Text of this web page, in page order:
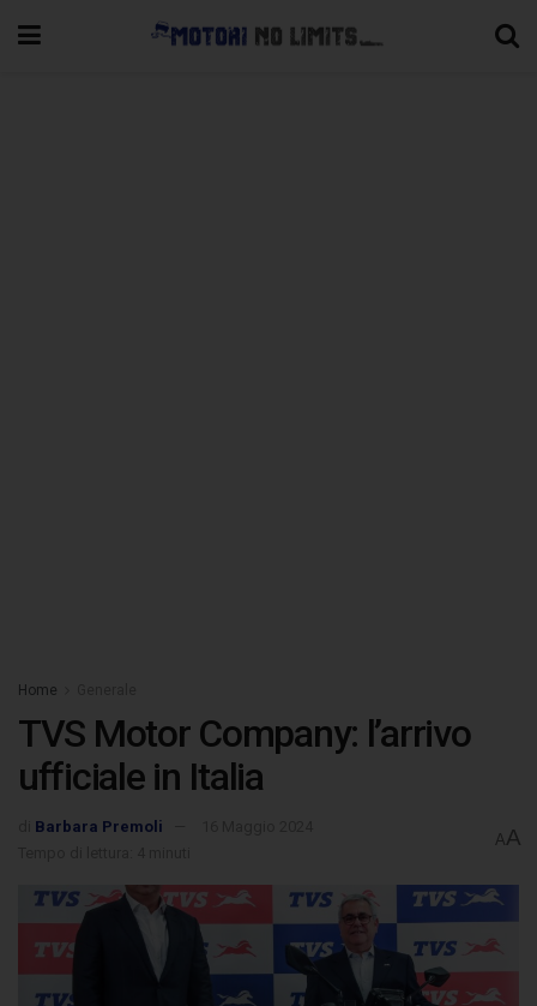
Home
TVS Motor Company: l’arrivo
ufficiale in Italia
Barbara Premoli
AA